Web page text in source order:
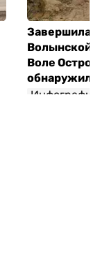
Волынской
Воле
обнаружили